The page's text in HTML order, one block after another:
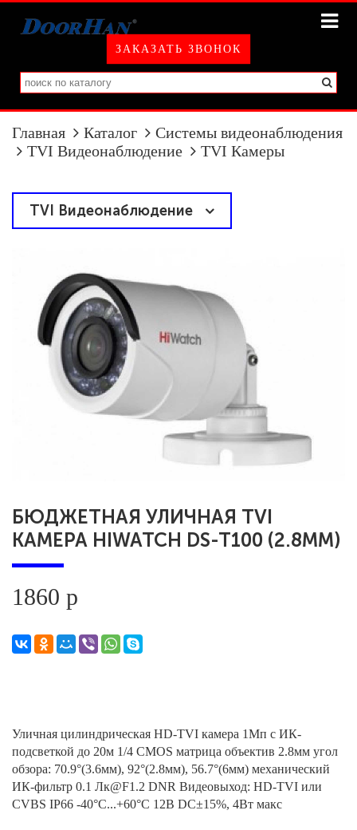
ЗАКАЗАТЬ ЗВОНОК
Главная Каталог
Системы видеонаблюдения
TVI Видеонаблюдение
TVI Камеры
TVI Видеонаблюдение
TVI Регистраторы
БЮДЖЕТНАЯ УЛИЧНАЯ TVI
КАМЕРА HIWATCH DS-T100 (2.8ММ)
1860 р
Уличная цилиндрическая HD-TVI камера 1Мп с ИК-
подсветкой до 20м 1/4 CMOS матрица объектив 2.8мм угол
обзора: 70.9°(3.6мм), 92°(2.8мм), 56.7°(6мм) механический
ИК-фильтр 0.1 Лк@F1.2 DNR Видеовыход: HD-TVI или
CVBS IP66 -40°С...+60°С 12В DC±15%, 4Вт макс